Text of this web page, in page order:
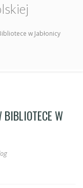
w Jabłonicy
W